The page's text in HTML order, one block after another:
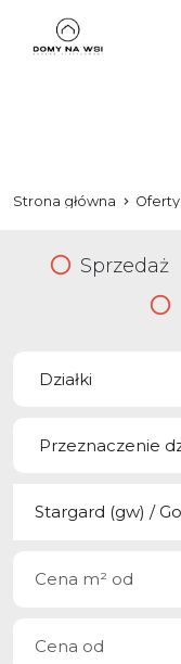
Strona główna Oferty
Sprzedaż